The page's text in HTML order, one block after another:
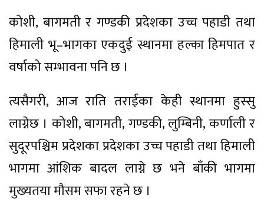
कोशी, बागमती र गण्डकी प्रदेशका उच्च पहाडी तथा
हिमाली भू–भागका एकदुई स्थानमा हल्का हिमपात र
वर्षाको सम्भावना पनि छ ।
त्यसैगरी, आज राति तराईका केही स्थानमा हुस्सु
लाग्नेछ । कोशी, बागमती, गण्डकी, लुम्बिनी, कर्णाली र
सुदूरपश्चिम प्रदेशका प्रदेशका उच्च पहाडी तथा हिमाली
भागमा आंशिक बादल लाग्ने छ भने बाँकी भागमा
मुख्यतया मौसम सफा रहने छ ।